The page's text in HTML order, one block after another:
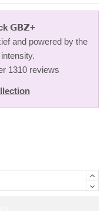
𝗚𝗕𝗭+
and powered by the
1310 reviews